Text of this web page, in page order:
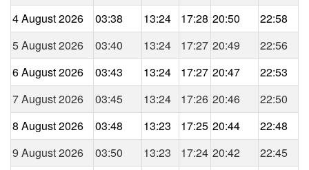
4 August 2026
03:38 13:24 17:28 20:50
22:58
5 August 2026
03:40 13:24 17:27 20:49
22:56
6 August 2026
03:43 13:24 17:27 20:47
22:53
7 August 2026
03:45 13:24 17:26 20:46
22:50
8 August 2026
03:48 13:23 17:25 20:44
22:48
9 August 2026
03:50 13:23 17:24 20:42
22:45